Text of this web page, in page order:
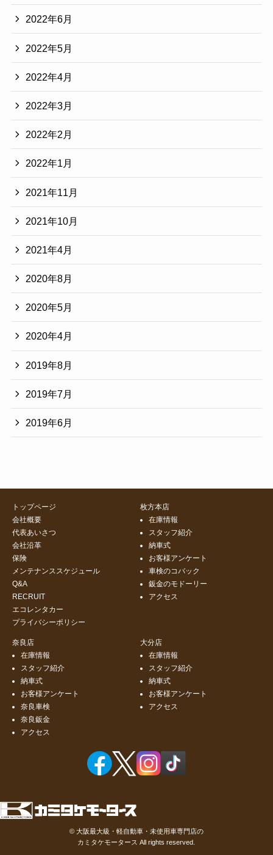
2022年6月
2022年5月
2022年4月
2022年3月
2022年2月
2022年1月
2021年11月
2021年10月
2021年4月
2020年8月
2020年5月
2020年4月
2019年8月
2019年7月
2019年6月
トップページ
会社概要
代表あいさつ
会社沿革
保険
メンテナンススケジュール
Q&A
RECRUIT
エコレンタカー
プライバシーポリシー
枚方本店
在庫情報
スタッフ紹介
納車式
お客様アンケート
車検のコバック
鈑金のモドーリー
アクセス
奈良店
在庫情報
スタッフ紹介
納車式
お客様アンケート
奈良車検
奈良鈑金
アクセス
大分店
在庫情報
スタッフ紹介
納車式
お客様アンケート
アクセス
© 大阪最大級・軽自動車・未使用車専門店の
カミタケモータース All rights reserved.